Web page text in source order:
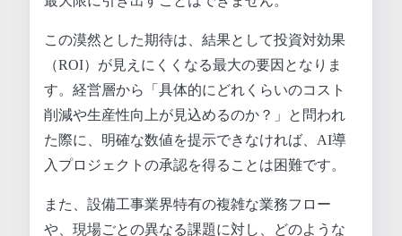
この漠然とした期待は、結果として投資対効果
（ROI）が見えにくくなる最大の要因となりま
す。経営層から「具体的にどれくらいのコスト
削減や生産性向上が見込めるのか？」と問われ
た際に、明確な数値を提示できなければ、AI導
入プロジェクトの承認を得ることは困難です。
また、設備工事業界特有の複雑な業務フロー
や、現場ごとの異なる課題に対し、どのような